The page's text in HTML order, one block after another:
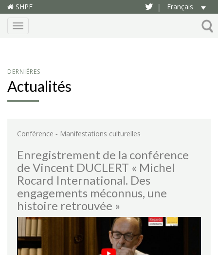
SHPF | Français
Menu
DERNIÉRES
Actualités
Conférence - Manifestations culturelles
Enregistrement de la conférence
de Vincent DUCLERT « Michel
Rocard International. Des
engagements méconnus, une
histoire retrouvée »